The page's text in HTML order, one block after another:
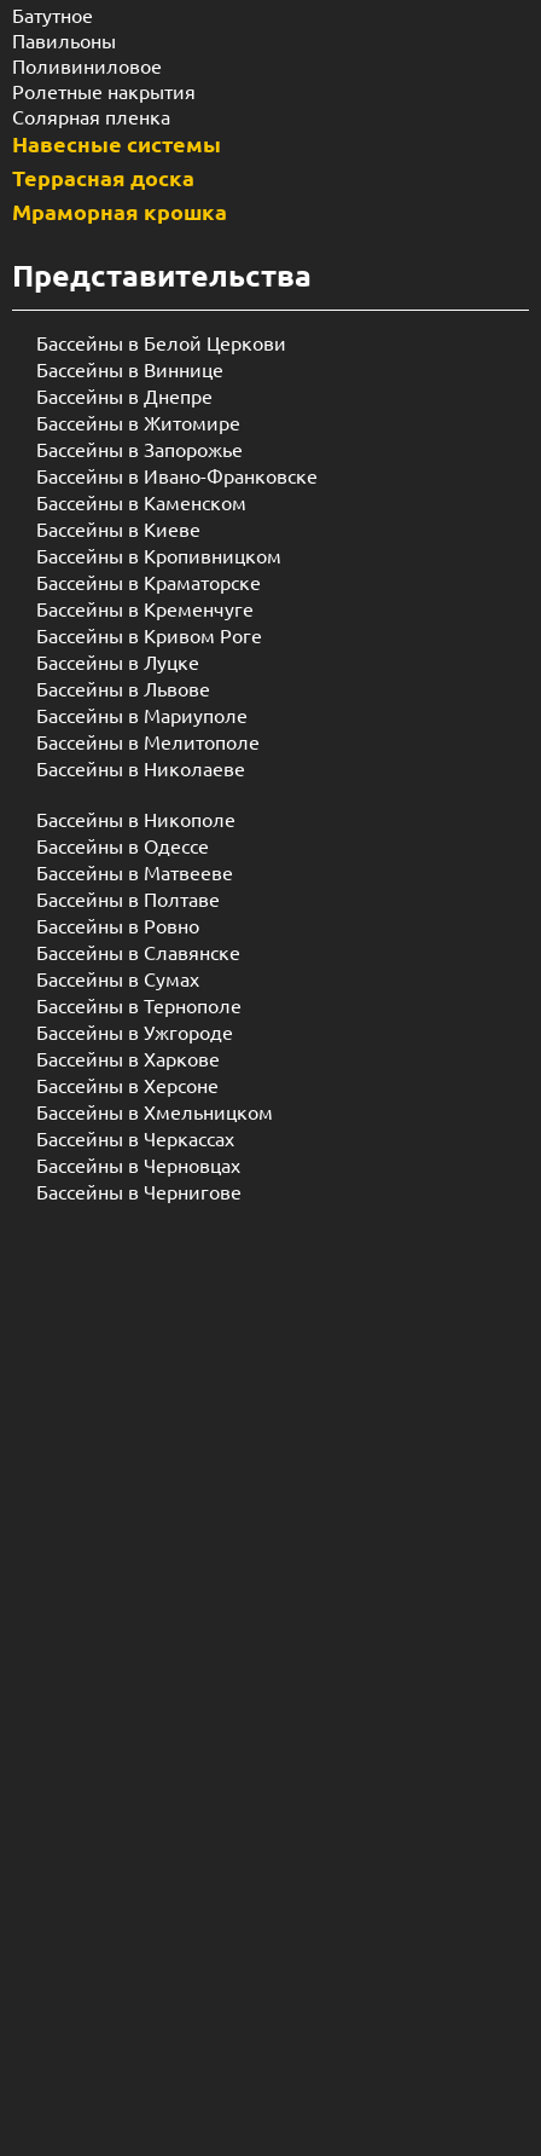
Батутное
Павильоны
Поливиниловое
Ролетные накрытия
Солярная пленка
Навесные системы
Террасная доска
Мраморная крошка
Представительства
Бассейны в Белой Церкови
Бассейны в Виннице
Бассейны в Днепре
Бассейны в Житомире
Бассейны в Запорожье
Бассейны в Ивано-Франковске
Бассейны в Каменском
Бассейны в Киеве
Бассейны в Кропивницком
Бассейны в Краматорске
Бассейны в Кременчуге
Бассейны в Кривом Роге
Бассейны в Луцке
Бассейны в Львове
Бассейны в Мариуполе
Бассейны в Мелитополе
Бассейны в Николаеве
Бассейны в Никополе
Бассейны в Одессе
Бассейны в Матвееве
Бассейны в Полтаве
Бассейны в Ровно
Бассейны в Славянске
Бассейны в Сумах
Бассейны в Тернополе
Бассейны в Ужгороде
Бассейны в Харкове
Бассейны в Херсоне
Бассейны в Хмельницком
Бассейны в Черкассах
Бассейны в Черновцах
Бассейны в Чернигове